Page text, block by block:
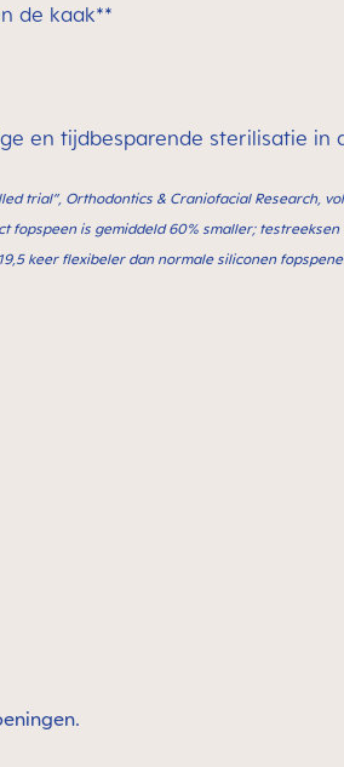
de kaak**
en tijdbesparende sterilisatie in
trial”, Orthodontics & Craniofacial Research,
is gemiddeld 60% smaller;
keer flexibeler dan normale siliconen